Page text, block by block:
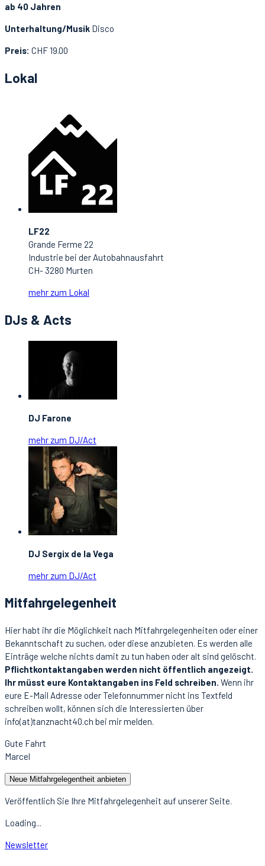
ab 40 Jahren
Unterhaltung/Musik Disco
Preis: CHF 19.00
Lokal
LF22
Grande Ferme 22
Industrie bei der Autobahnausfahrt
CH- 3280 Murten
mehr zum Lokal
DJs & Acts
DJ Farone
mehr zum DJ/Act
DJ Sergix de la Vega
mehr zum DJ/Act
Mitfahrgelegenheit
Hier habt ihr die Möglichkeit nach Mitfahrgelegenheiten oder einer
Bekanntschaft zu suchen, oder diese anzubieten. Es werden alle
Einträge welche nichts damit zu tun haben oder alt sind gelöscht.
Pflichtkontaktangaben werden nicht öffentlich angezeigt.
Ihr müsst eure Kontaktangaben ins Feld schreiben. Wenn ihr
eure E-Mail Adresse oder Telefonnummer nicht ins Textfeld
schreiben wollt, können sich die Interessierten über
info(at)tanznacht40.ch bei mir melden.
Gute Fahrt
Marcel
Neue Mitfahrgelegentheit anbieten
Veröffentlich Sie Ihre Mitfahrgelegenheit auf unserer Seite.
Loading...
Newsletter